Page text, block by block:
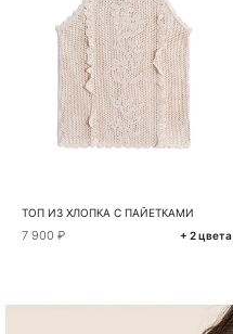
ТОП ИЗ ХЛОПКА С ПАЙЕТКАМИ
7 900 ₽ + 2 цвета